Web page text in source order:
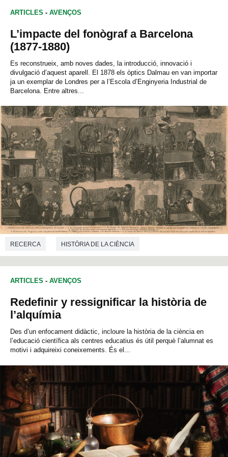
ARTICLES - AVENÇOS
L’impacte del fonògraf a Barcelona
(1877-1880)
Es reconstrueix, amb noves dades, la introducció, innovació i
divulgació d’aquest aparell. El 1878 els òptics Dalmau en van importar
ja un exemplar de Londres per a l’Escola d’Enginyeria Industrial de
Barcelona. Entre altres...
RECERCA HISTÒRIA DE LA CIÈNCIA
ARTICLES - AVENÇOS
Redefinir y ressignificar la història de
l’alquímia
Des d’un enfocament didàctic, incloure la història de la ciència en
l’educació científica als centres educatius és útil perquè l’alumnat es
motivi i adquireixi coneixements. És el...